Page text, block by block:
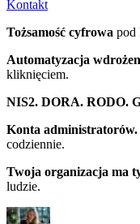
Kontakt
Tożsamość cyfrowa pod
Automatyzacja
kliknięciem.
NIS2. DORA. RODO.
Konta administratorów.
codziennie.
Twoja organizacja ma
ludzie.